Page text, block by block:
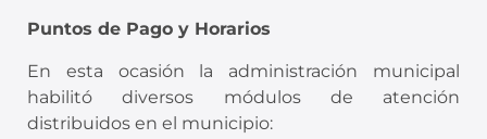
Puntos de Pago y Horarios
En esta ocasión la administración municipal
habilitó diversos módulos de atención
distribuidos en el municipio: